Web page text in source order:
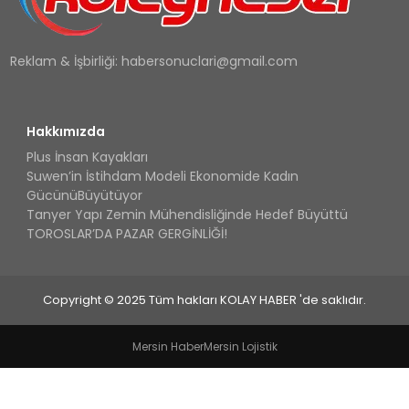
Reklam & İşbirliği: habersonuclari@gmail.com
Hakkımızda
Plus İnsan Kayakları
Suwen’in İstihdam Modeli Ekonomide Kadın
GücünüBüyütüyor
Tanyer Yapı Zemin Mühendisliğinde Hedef Büyüttü
TOROSLAR’DA PAZAR GERGİNLİĞİ!
Copyright © 2025 Tüm hakları KOLAY HABER 'de saklıdır.
Mersin HaberMersin Lojistik